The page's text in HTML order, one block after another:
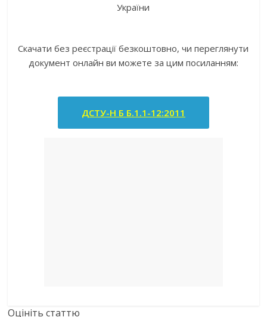
України
Скачати без реєстрації безкоштовно, чи переглянути
документ онлайн ви можете за цим посиланням:
ДСТУ-Н Б Б.1.1-12:2011
Оцініть статтю